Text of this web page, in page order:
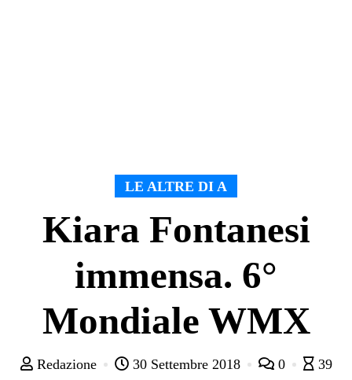
LE ALTRE DI A
Kiara Fontanesi
immensa. 6°
Mondiale WMX
Redazione 30 Settembre 2018 0
39